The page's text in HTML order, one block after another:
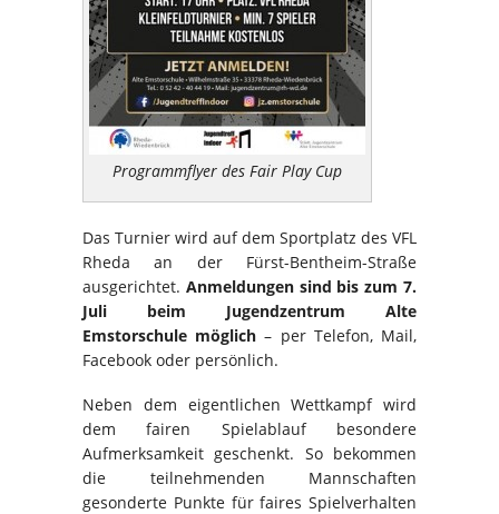
Programmflyer des Fair Play Cup
Das Turnier wird auf dem Sportplatz des VFL
Rheda an der Fürst-Bentheim-Straße
ausgerichtet. Anmeldungen sind bis zum 7.
Juli beim Jugendzentrum Alte
Emstorschule möglich – per Telefon, Mail,
Facebook oder persönlich.
Neben dem eigentlichen Wettkampf wird
dem fairen Spielablauf besondere
Aufmerksamkeit geschenkt. So bekommen
die teilnehmenden Mannschaften
gesonderte Punkte für faires Spielverhalten